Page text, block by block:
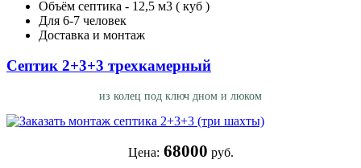
Объём септика - 12,5 м3 ( куб )
Для 6-7 человек
Доставка и монтаж
Септик 2+3+3 трехкамерный
из колец под ключ дном и люком
Цена: 68000 руб.